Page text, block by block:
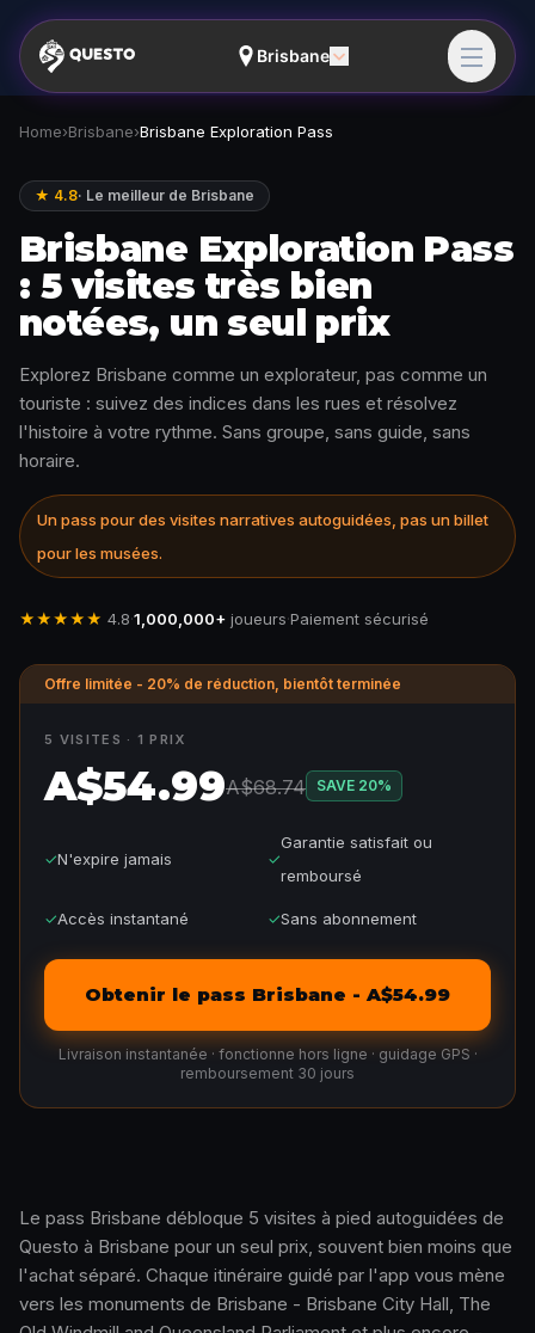
Brisbane
Home›Brisbane›Brisbane Exploration Pass
★ 4.8· Le meilleur de Brisbane
Brisbane Exploration Pass
: 5 visites très bien
notées, un seul prix
Explorez Brisbane comme un explorateur, pas comme un
touriste : suivez des indices dans les rues et résolvez
l'histoire à votre rythme. Sans groupe, sans guide, sans
horaire.
Un pass pour des visites narratives autoguidées, pas un billet
pour les musées.
★★★★★ 4.8·1,000,000+ joueurs·Paiement sécurisé
Offre limitée - 20% de réduction, bientôt terminée
5 VISITES · 1 PRIX
A$54.99A$68.74 SAVE 20%
✓N'expire jamais ✓
Garantie satisfait ou
remboursé
✓Accès instantané ✓Sans abonnement
Obtenir le pass Brisbane - A$54.99
Livraison instantanée · fonctionne hors ligne · guidage GPS ·
remboursement 30 jours
Le pass Brisbane débloque 5 visites à pied autoguidées de
Questo à Brisbane pour un seul prix, souvent bien moins que
l'achat séparé. Chaque itinéraire guidé par l'app vous mène
vers les monuments de Brisbane - Brisbane City Hall, The